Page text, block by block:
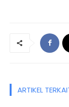
ARTIKEL